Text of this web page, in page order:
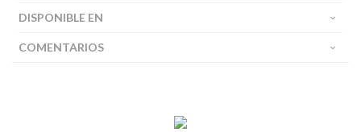
DISPONIBLE EN
COMENTARIOS